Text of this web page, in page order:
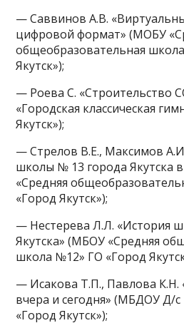
— Саввинов А.В.
цифровой формат» (МОБУ
общеобразовательная
Якутск»);
— Роева С.
«Городская классическая
Якутск»);
— Стрелов В.Е., Максимов
школы № 13 города Якутска
«Средняя
«Город Якутск»);
— Нестерева Л.Л. «История
Якутска» (МБОУ «Средняя
школа №12» ГО «Город
— Исакова Т.П., Павлова К.Н.
вчера и сегодня» (МБДОУ Д/
«Город Якутск»);